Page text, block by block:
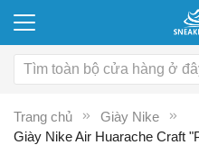
Trang chủ
Giày Nike
Giày Nike Air Huarache Craft